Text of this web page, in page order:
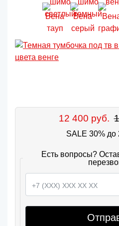
12 400 руб.
SALE 30% до
Есть вопросы?